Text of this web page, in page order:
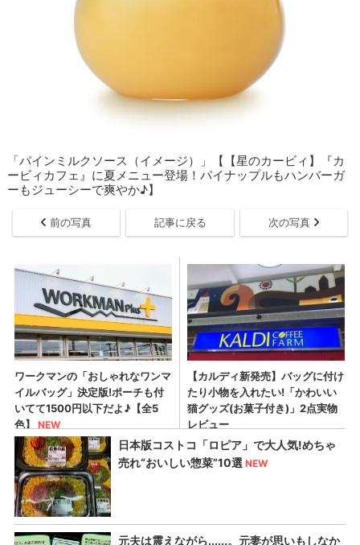
「パインミルクソース（イメージ）」【【星のカービィ】『カ
ービィカフェ』に夏メニュー登場！パイナップルもハンバーガ
ーもジューシーで爽やか♪】
前の写真 記事に戻る 次の写真